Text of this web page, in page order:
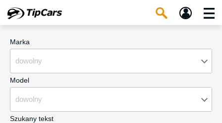
Marka
dowolny
Model
dowolny
Szukany tekst